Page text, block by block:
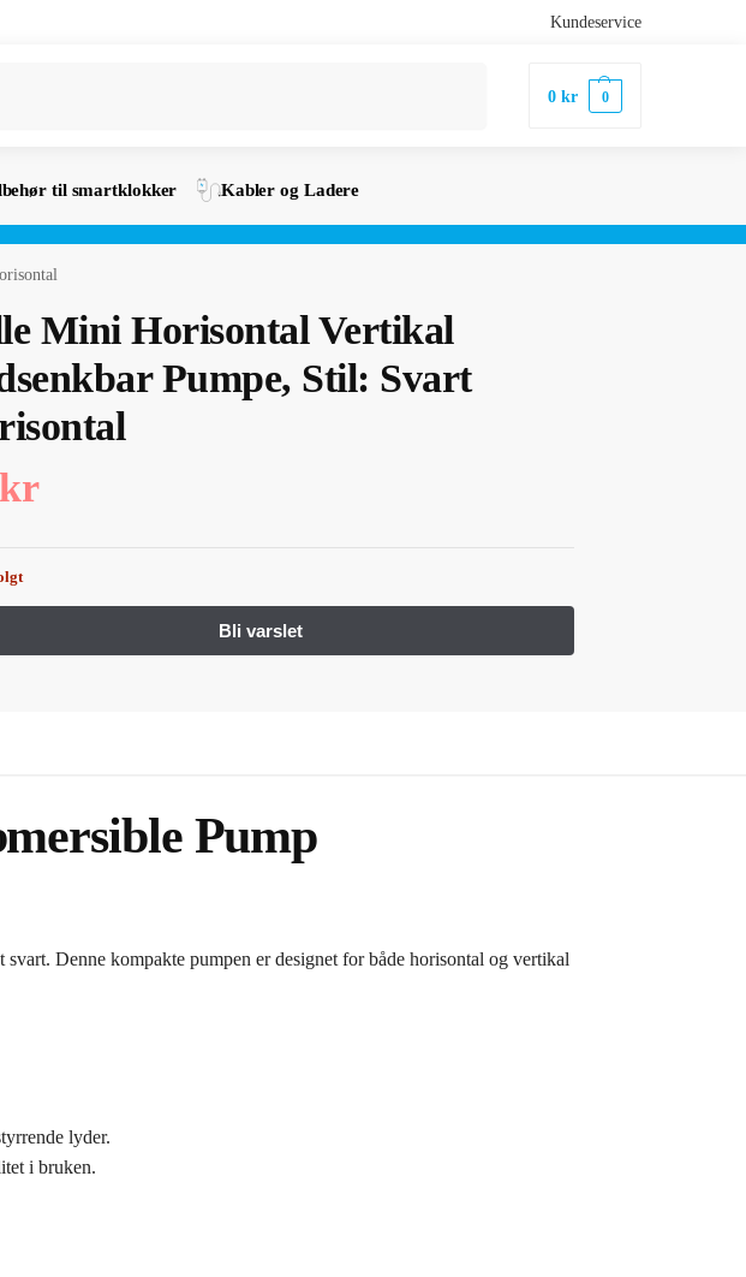
Kundeservice
0kr 0
til smartklokker Kabler og Ladere
Mini Horisontal Vertikal
Pumpe, Stil: Svart
kr
Pump
svart. Denne kompakte pumpen er designet for både horisontal og vertikal
lyder.
i bruken.